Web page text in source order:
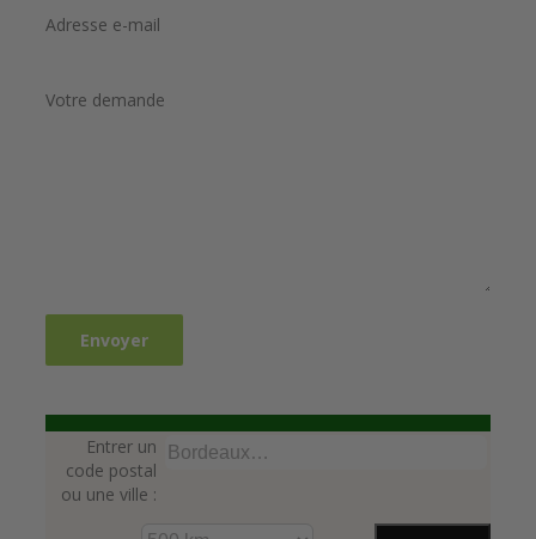
Adresse e-mail
Votre demande
Entrer un
code postal
ou une ville :